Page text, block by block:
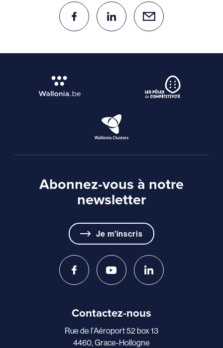
Abonnez-vous à notre
newsletter
Je m'inscris
Contactez-nous
Rue de l'Aéroport 52 box 13
4460, Grace-Hollogne